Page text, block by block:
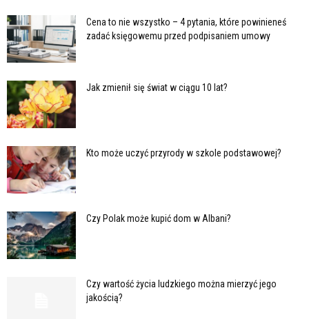
Cena to nie wszystko – 4 pytania, które powinieneś
zadać księgowemu przed podpisaniem umowy
Jak zmienił się świat w ciągu 10 lat?
Kto może uczyć przyrody w szkole podstawowej?
Czy Polak może kupić dom w Albani?
Czy wartość życia ludzkiego można mierzyć jego
jakością?